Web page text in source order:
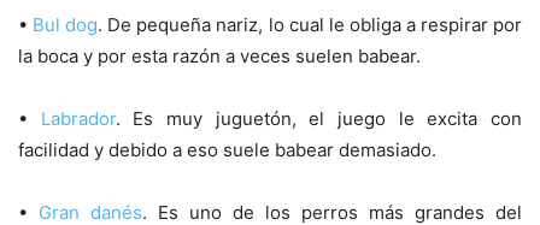
• Bul dog. De pequeña nariz, lo cual le obliga a respirar por
la boca y por esta razón a veces suelen babear.
• Labrador. Es muy juguetón, el juego le excita con
facilidad y debido a eso suele babear demasiado.
• Gran danés. Es uno de los perros más grandes del